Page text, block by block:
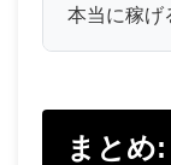
本当に稼げ
まとめ